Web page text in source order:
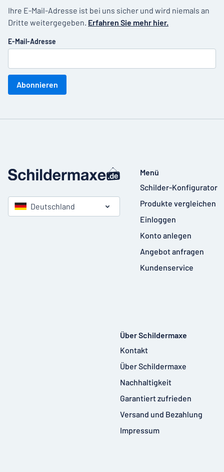
Ihre E-Mail-Adresse ist bei uns sicher und wird niemals an
Dritte weitergegeben. Erfahren Sie mehr hier.
E-Mail-Adresse
Abonnieren
Deutschland
Menü
Schilder-Konfigurator
Produkte vergleichen
Einloggen
Konto anlegen
Angebot anfragen
Kundenservice
Über Schildermaxe
Kontakt
Über Schildermaxe
Nachhaltigkeit
Garantiert zufrieden
Versand und Bezahlung
Impressum